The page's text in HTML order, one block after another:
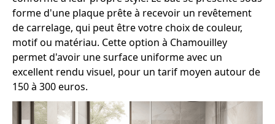
forme d'une plaque prête à recevoir un revêtement
de carrelage, qui peut être votre choix de couleur,
motif ou matériau. Cette option à Chamouilley
permet d'avoir une surface uniforme avec un
excellent rendu visuel, pour un tarif moyen autour de
150 à 300 euros.